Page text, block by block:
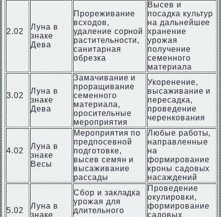
2.02
Луна в
знаке
Дева
Прореживание
всходов,
удаление сорной
растительности,
санитарная
обрезка
Высев и
посадка культур
на дальнейшее
хранение
урожая
получение
семенного
материала
3.02
Луна в
знаке
Дева
Замачивание и
проращивание
семенного
материала,
оросительные
мероприятия
Укоренение,
высаживание и
пересадка,
проведение
черенкования
4.02
Луна в
знаке
Весы
Мероприятия по
предпосевной
подготовке,
высев семян и
высаживание
рассады
Любые работы,
направленные
на
формирование
кроны садовых
насаждений
5.02
Луна в
знаке
Сбор и закладка
урожая для
длительного
Проведение
окулировки,
формирование
садовых